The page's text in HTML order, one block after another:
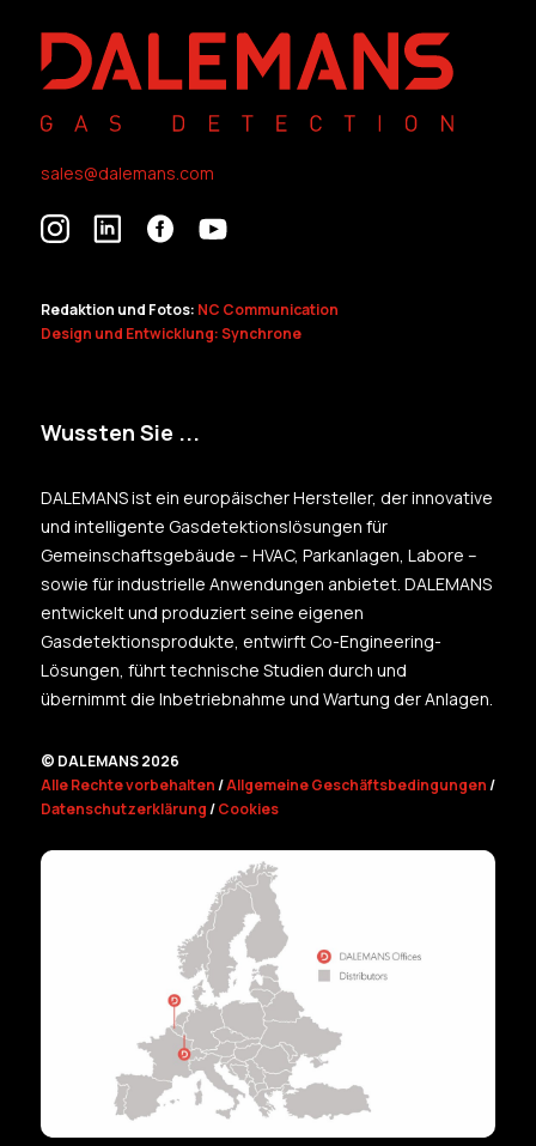
sales@dalemans.com
Redaktion und Fotos: NC Communication
Design und Entwicklung: Synchrone
Wussten Sie ...
DALEMANS ist ein europäischer Hersteller, der innovative
und intelligente Gasdetektionslösungen für
Gemeinschaftsgebäude – HVAC, Parkanlagen, Labore –
sowie für industrielle Anwendungen anbietet. DALEMANS
entwickelt und produziert seine eigenen
Gasdetektionsprodukte, entwirft Co-Engineering-
Lösungen, führt technische Studien durch und
übernimmt die Inbetriebnahme und Wartung der Anlagen.
© DALEMANS 2026
Alle Rechte vorbehalten/Allgemeine Geschäftsbedingungen/
Datenschutzerklärung/Cookies